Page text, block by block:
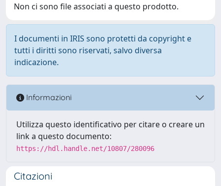
Non ci sono file associati a questo prodotto.
I documenti in IRIS sono protetti da copyright e
tutti i diritti sono riservati, salvo diversa
indicazione.
Informazioni
Utilizza questo identificativo per citare o creare un
link a questo documento:
https://hdl.handle.net/10807/280096
Citazioni